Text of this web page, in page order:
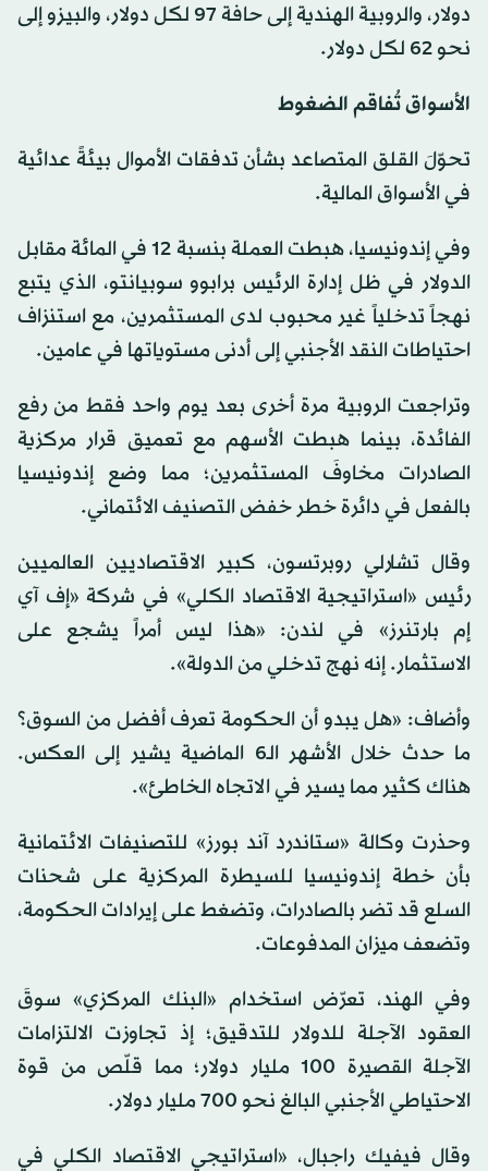
دولار، والروبية الهندية إلى حافة 97 لكل دولار، والبيزو إلى
نحو 62 لكل دولار.
الأسواق تُفاقم الضغوط
تحوّلَ القلق المتصاعد بشأن تدفقات الأموال بيئةً عدائية
في الأسواق المالية.
وفي إندونيسيا، هبطت العملة بنسبة 12 في المائة مقابل
الدولار في ظل إدارة الرئيس برابوو سوبيانتو، الذي يتبع
نهجاً تدخلياً غير محبوب لدى المستثمرين، مع استنزاف
احتياطات النقد الأجنبي إلى أدنى مستوياتها في عامين.
وتراجعت الروبية مرة أخرى بعد يوم واحد فقط من رفع
الفائدة، بينما هبطت الأسهم مع تعميق قرار مركزية
الصادرات مخاوفَ المستثمرين؛ مما وضع إندونيسيا
بالفعل في دائرة خطر خفض التصنيف الائتماني.
وقال تشارلي روبرتسون، كبير الاقتصاديين العالميين
رئيس «استراتيجية الاقتصاد الكلي» في شركة «إف آي
إم بارتنرز» في لندن: «هذا ليس أمراً يشجع على
الاستثمار. إنه نهج تدخلي من الدولة».
وأضاف: «هل يبدو أن الحكومة تعرف أفضل من السوق؟
ما حدث خلال الأشهر الـ6 الماضية يشير إلى العكس.
هناك كثير مما يسير في الاتجاه الخاطئ».
وحذرت وكالة «ستاندرد آند بورز» للتصنيفات الائتمانية
بأن خطة إندونيسيا للسيطرة المركزية على شحنات
السلع قد تضر بالصادرات، وتضغط على إيرادات الحكومة،
وتضعف ميزان المدفوعات.
وفي الهند، تعرّض استخدام «البنك المركزي» سوقَ
العقود الآجلة للدولار للتدقيق؛ إذ تجاوزت الالتزامات
الآجلة القصيرة 100 مليار دولار؛ مما قلّص من قوة
الاحتياطي الأجنبي البالغ نحو 700 مليار دولار.
وقال فيفيك راجبال، «استراتيجي الاقتصاد الكلي في